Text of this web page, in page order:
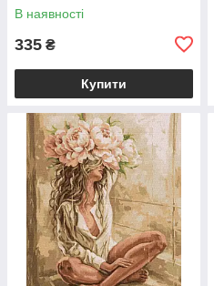
В наявності
335 ₴
Купити